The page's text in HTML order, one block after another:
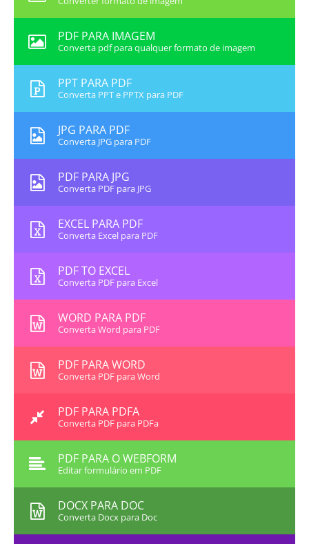
PDF PARA IMAGEM
Converta pdf para qualquer formato de imagem
PPT PARA PDF
Converta PPT e PPTX para PDF
JPG PARA PDF
Converta JPG para PDF
PDF PARA JPG
Converta PDF para JPG
EXCEL PARA PDF
Converta Excel para PDF
PDF TO EXCEL
Converta PDF para Excel
WORD PARA PDF
Converta Word para PDF
PDF PARA WORD
Converta PDF para Word
PDF PARA PDFA
Converta PDF para PDFa
PDF PARA O WEBFORM
Editar formulário em PDF
DOCX PARA DOC
Converta Docx para Doc